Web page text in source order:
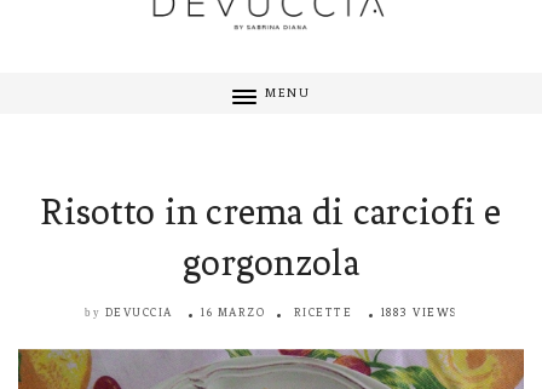
MENU
Risotto in crema di carciofi e
gorgonzola
by DEVUCCIA 16 MARZO RICETTE 1883 VIEWS